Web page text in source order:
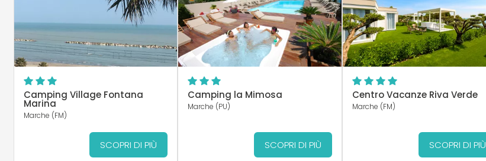
Camping Village Fontana
Marina
Marche (FM)
SCOPRI DI PIÙ
Camping la Mimosa
Marche (PU)
SCOPRI DI PIÙ
Centro Vacanze Riva Verde
Marche (FM)
SCOPRI DI PIÙ